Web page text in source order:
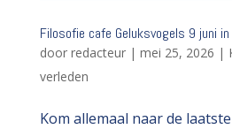
Filosofie cafe Geluksvogels 9 juni
door redacteur| mei 25, 2026 |
verleden
Kom allemaal naar de